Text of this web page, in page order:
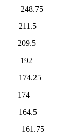
211.5
192
174